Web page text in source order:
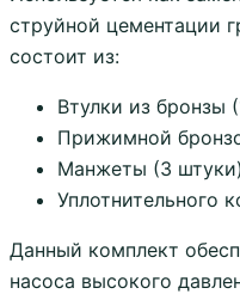
струйной цементации
состоит из:
Втулки из бронзы
Прижимной
Манжеты (3 штуки)
Уплотнительного
Данный комплект
насоса высокого